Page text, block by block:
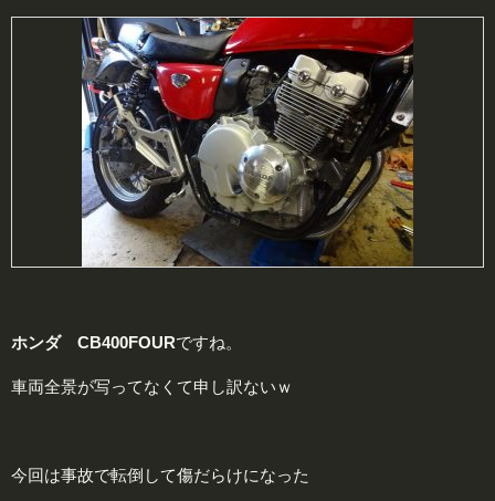
ホンダ CB400FOURですね。
車両全景が写ってなくて申し訳ないｗ
今回は事故で転倒して傷だらけになった